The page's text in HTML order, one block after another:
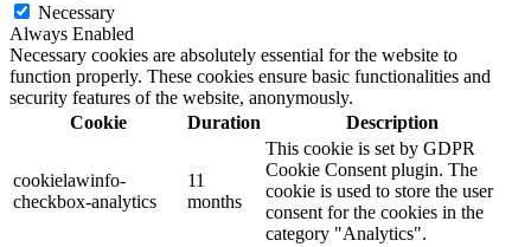
Necessary
Always Enabled
Necessary cookies are absolutely essential for the website to
function properly. These cookies ensure basic functionalities and
security features of the website, anonymously.
Cookie
Duration Description
cookielawinfo-
checkbox-analytics
11
months
This cookie is set by GDPR
Cookie Consent plugin. The
cookie is used to store the user
consent for the cookies in the
category "Analytics".